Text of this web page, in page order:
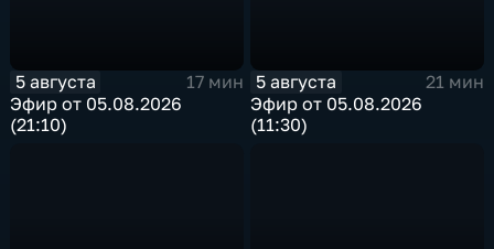
5 августа
17 мин
Эфир от 05.08.2026
(21:10)
5 августа
21 мин
Эфир от 05.08.2026
(11:30)